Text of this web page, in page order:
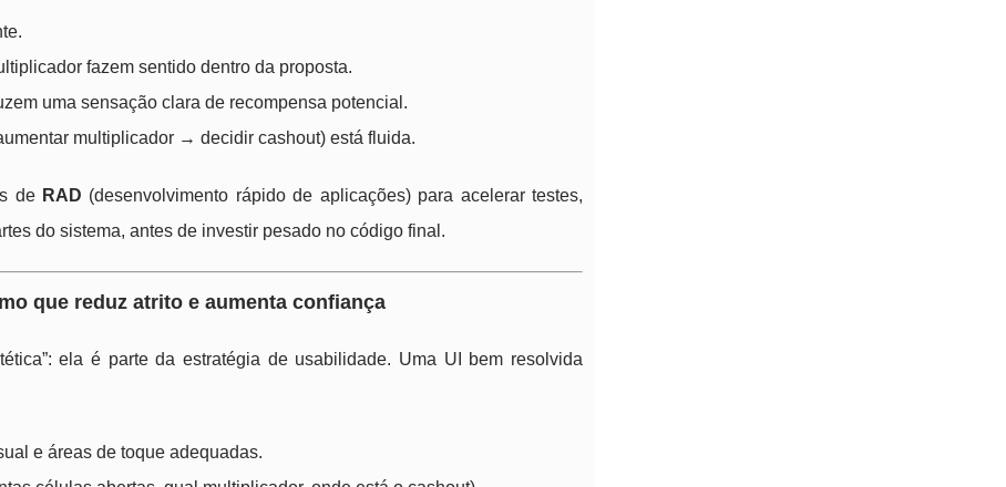
fazem sentido dentro da proposta.
uma sensação clara de recompensa potencial.
multiplicador → decidir cashout) está fluida.
de RAD (desenvolvimento rápido de aplicações) para acelerar testes,
do sistema, antes de investir pesado no código final.
que reduz atrito e aumenta confiança
ela é parte da estratégia de usabilidade. Uma UI bem resolvida
e áreas de toque adequadas.